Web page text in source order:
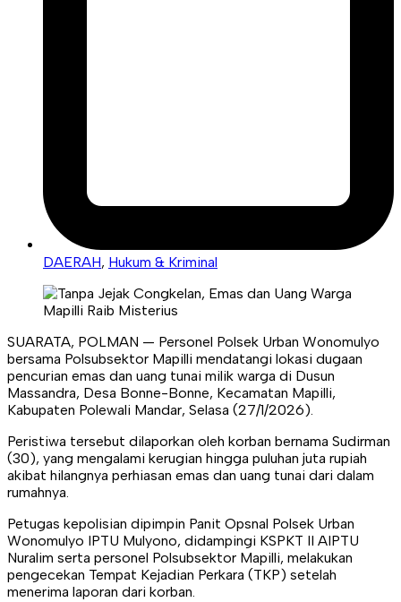
DAERAH, Hukum & Kriminal
SUARATA, POLMAN — Personel Polsek Urban Wonomulyo
bersama Polsubsektor Mapilli mendatangi lokasi dugaan
pencurian emas dan uang tunai milik warga di Dusun
Massandra, Desa Bonne-Bonne, Kecamatan Mapilli,
Kabupaten Polewali Mandar, Selasa (27/1/2026).
Peristiwa tersebut dilaporkan oleh korban bernama Sudirman
(30), yang mengalami kerugian hingga puluhan juta rupiah
akibat hilangnya perhiasan emas dan uang tunai dari dalam
rumahnya.
Petugas kepolisian dipimpin Panit Opsnal Polsek Urban
Wonomulyo IPTU Mulyono, didampingi KSPKT II AIPTU
Nuralim serta personel Polsubsektor Mapilli, melakukan
pengecekan Tempat Kejadian Perkara (TKP) setelah
menerima laporan dari korban.